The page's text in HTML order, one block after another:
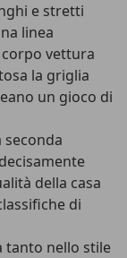
e stretti
linea
vettura
la griglia
un gioco di
seconda
della casa
di
tanto nello stile